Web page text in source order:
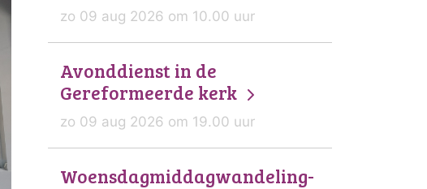
zo 09 aug 2026 om 10.00 uur
Avonddienst in de
Gereformeerde kerk
zo 09 aug 2026 om 19.00 uur
Woensdagmiddagwandeling-